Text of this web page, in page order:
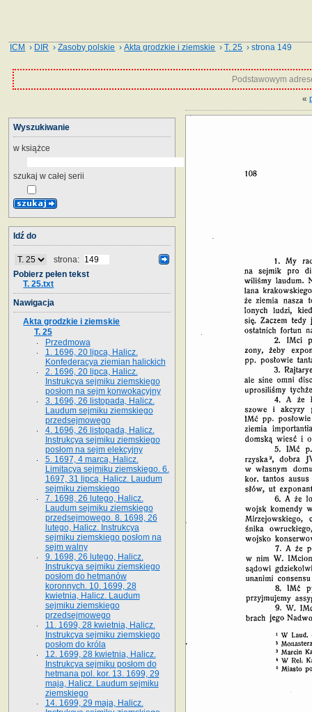
ICM › DIR ›Zasoby polskie ›Akta grodzkie i ziemskie ›T. 25 › strona 149
Podstawowym
«
Wyszukiwanie
w książce
szukaj w całej serii
Idź do
strona:
Pobierz pełen tekst
T. 25.txt
Nawigacja
Akta grodzkie i ziemskie
T. 25
Przedmowa
1. 1696, 20 lipca, Halicz.
Konfederacya ziemian halickich
2. 1696, 20 lipca, Halicz.
Instrukcya sejmiku ziemskiego
posłom na sejm konwokacyjny
3. 1696, 26 listopada, Halicz.
Laudum sejmiku ziemskiego
przedsejmowego
4. 1696, 26 listopada, Halicz.
Instrukcya sejmiku ziemskiego
posłom na sejm elekcyjny
5. 1697, 4 marca, Halicz.
Limitacya sejmiku ziemskiego. 6.
1697, 31 lipca, Halicz. Laudum
sejmiku ziemskiego
7. 1698, 26 lutego, Halicz.
Laudum sejmiku ziemskiego
przedsejmowego. 8. 1698, 26
lutego, Halicz. Instrukcya
sejmiku ziemskiego posłom na
sejm walny
9. 1698, 26 lutego, Halicz.
Instrukcya sejmiku ziemskiego
posłom do hetmanów
koronnych. 10. 1699, 28
kwietnia, Halicz. Laudum
sejmiku ziemskiego
przedsejmowego
11. 1699, 28 kwietnia, Halicz.
Instrukcya sejmiku ziemskiego
posłom do króla
12. 1699, 28 kwietnia, Halicz.
Instrukcya sejmiku posłom do
hetmana pol. kor. 13. 1699, 29
maja, Halicz. Laudum sejmiku
ziemskiego
14. 1699, 29 maja, Halicz.